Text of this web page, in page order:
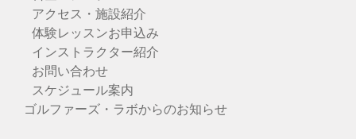
アクセス・施設紹介
体験レッスンお申込み
インストラクター紹介
お問い合わせ
スケジュール案内
ゴルファーズ・ラボからのお知らせ